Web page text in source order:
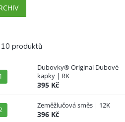
produktů
Dubovky® Original Dubové
kapky | RK
395 Kč
Zeměžlučová směs | 12K
396 Kč